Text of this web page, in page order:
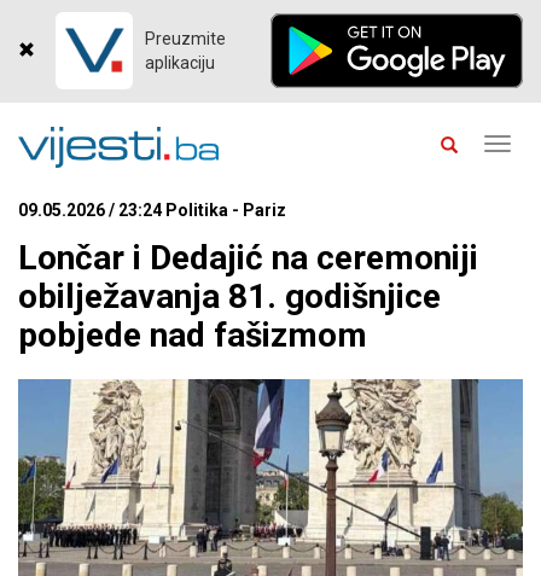
Preuzmite
aplikaciju
09.05.2026 / 23:24 Politika - Pariz
Lončar i Dedajić na ceremoniji
obilježavanja 81. godišnjice
pobjede nad fašizmom